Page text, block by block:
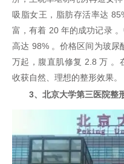
吸脂女王，脂肪存活率达
富，有着 20 年的成功记录
高达 98% 。价格区间为玻
万起，腹直肌修复 2.8 万 。
收获自然、理想的整形效果。
3、北京大学第三医院整